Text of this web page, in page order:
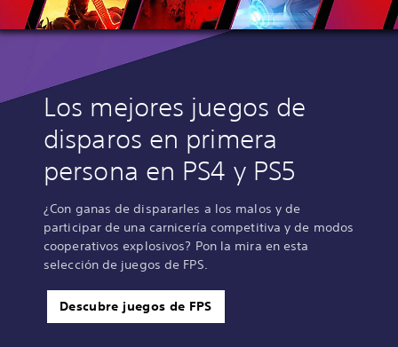
Los mejores juegos de
disparos en primera
persona en PS4 y PS5
¿Con ganas de dispararles a los malos y de
participar de una carnicería competitiva y de modos
cooperativos explosivos? Pon la mira en esta
selección de juegos de FPS.
Descubre juegos de FPS